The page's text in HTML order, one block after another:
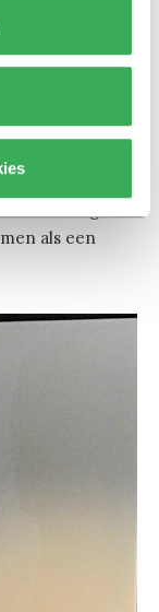
zat er dan
en het
verbaast hij
die moeite
verdiend met
als een